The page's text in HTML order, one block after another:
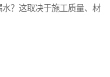
？这取决于施工质量、材